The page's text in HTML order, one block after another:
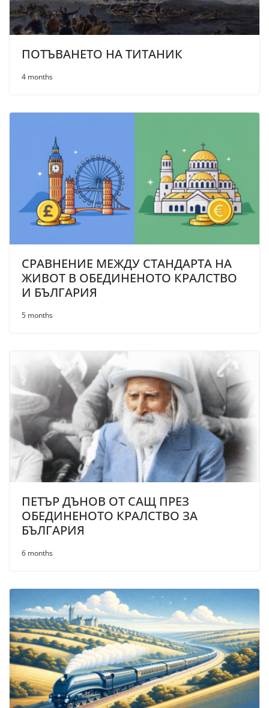
ПОТЪВАНЕТО НА ТИТАНИК
4 months
СРАВНЕНИЕ МЕЖДУ СТАНДАРТА НА
ЖИВОТ В ОБЕДИНЕНОТО КРАЛСТВО
И БЪЛГАРИЯ
5 months
ПЕТЪР ДЪНОВ ОТ САЩ ПРЕЗ
ОБЕДИНЕНОТО КРАЛСТВО ЗА
БЪЛГАРИЯ
6 months